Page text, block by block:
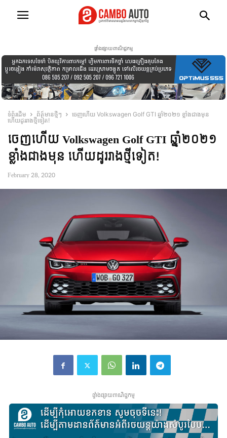
ផ្ទាំងផ្សាយពាណិជ្ជកម្ម
ទំព័រដើម ព័ត៍មានថ្មីៗ
ចេញហើយ Volkswagen Golf GTI ឆ្នាំ២០២១ ខ្លាំងជាងមុន
ហើយដូររាងថ្មីទៀត!
ចេញហើយ Volkswagen Golf GTI ឆ្នាំ២០២១
ខ្លាំងជាងមុន ហើយដូររាងថ្មីទៀត!
February 28, 2020
ផ្ទាំងផ្សាយពាណិជ្ជកម្ម